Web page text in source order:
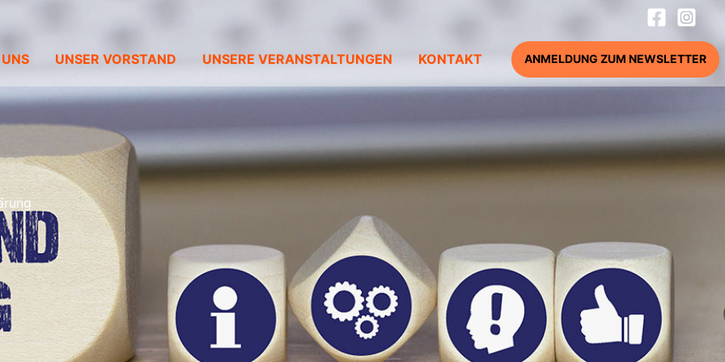
UNSER VORSTAND UNSERE VERANSTALTUNGEN KONTAKT ANMELDUNG ZUM NEWSLETTER